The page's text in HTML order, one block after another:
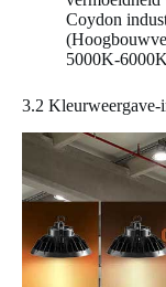
Coydon
5000K-
3.2